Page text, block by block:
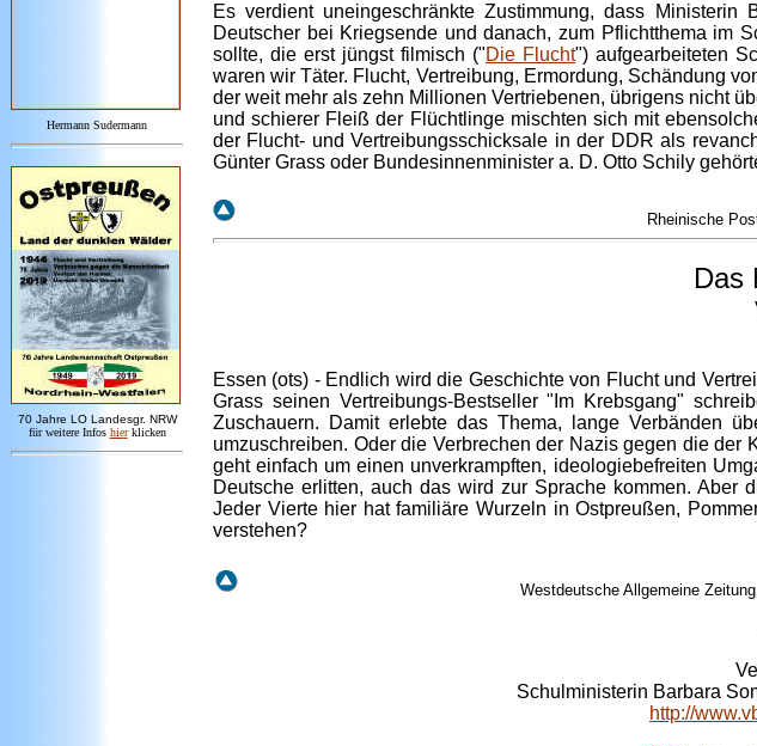
Hermann Sudermann
70 Jahre LO Landesgr. NRW
für weitere Infos hier klicken
Es verdient uneingeschränkte Zustimmung, dass
Deutscher bei Kriegsende und danach, zum Pflichtthema im
sollte, die erst jüngst filmisch ("Die Flucht") aufgearbeiteten
waren wir Täter. Flucht, Vertreibung, Ermordung, Schändung
der weit mehr als zehn Millionen Vertriebenen, übrigens nicht
und schierer Fleiß der Flüchtlinge mischten sich mit
der Flucht- und Vertreibungsschicksale in der DDR als
Günter Grass oder Bundesinnenminister a. D. Otto Schily
Rheinische
Das
Essen (ots) - Endlich wird die Geschichte von Flucht und
Grass seinen Vertreibungs-Bestseller "Im Krebsgang"
Zuschauern. Damit erlebte das Thema, lange Verbänden
umzuschreiben. Oder die Verbrechen der Nazis gegen die
geht einfach um einen unverkrampften, ideologiebefreiten
Deutsche erlitten, auch das wird zur Sprache kommen. Aber
Jeder Vierte hier hat familiäre Wurzeln in Ostpreußen,
verstehen?
Westdeutsche Allgemeine
Schulministerin Barbara
http://